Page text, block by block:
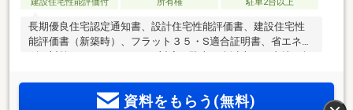
長期優良住宅認定通知書、設計住宅性能評価書、建設住宅性
能評価書（新築時）、フラット３５・S適合証明書、省エネル
ギー対策、フラット３５Sに対応、駐車３台以上可、土地50坪
ャワー付洗面化粧台、トイレ２ヶ所、２階建、ウォークイン
クローゼット、ルーフバルコニー、隣家との間隔が大きい
資料をもらう(無料)